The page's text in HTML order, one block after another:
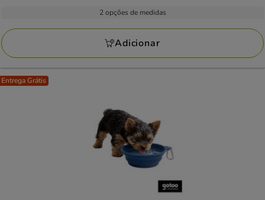
a
8.99€
2 opções de medidas
Adicionar
Entrega Grátis